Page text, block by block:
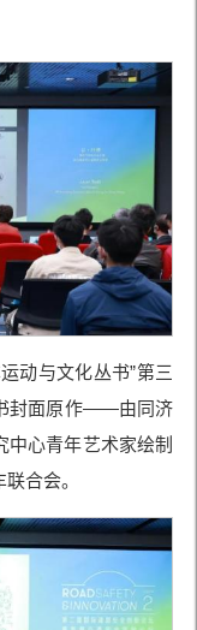
动与文化丛书”第三
封面原作——由同济
中心青年艺术家绘制
合会。